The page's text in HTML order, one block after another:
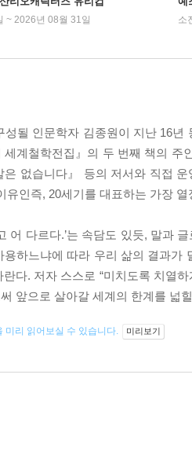
~ 2026년 08월 31일 소
성될 인문학자 김종원이 지난 16
세계철학전집』의 두 번째 책의 주
은 없습니다』 등의 저서와 직접
유인즉, 20세기를 대표하는 가장
어 다르다.’는 속담도 있듯, 말과
용하느냐에 따라 우리 삶의 결과가
란다. 저자 스스로 “미치도록 치열
앞으로 살아갈 세계의 한계를 넓
미리 읽어보실 수 있습니다. 미리보기